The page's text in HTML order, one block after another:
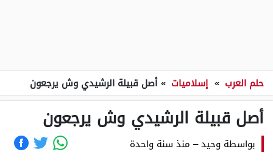
حلم العرب » إسلاميات » أصل قبيلة الرشيدي وش يرجعون
أصل قبيلة الرشيدي وش يرجعون
بواسطة وحيد– منذ سنة واحدة